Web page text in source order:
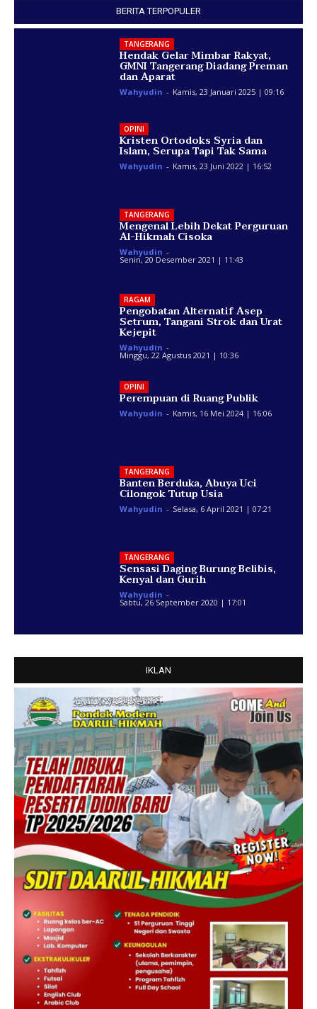
BERITA TERPOPULER
TANGERANG
Hendak Gelar Mimbar Rakyat,
GMNI Tangerang Diadang Preman
dan Aparat
Wahyudin - Kamis, 23 Januari 2025 | 09:16
OPINI
Kristen Ortodoks Syria dan
Islam, Serupa Tapi Tak Sama
Wahyudin - Kamis, 23 Juni 2022 | 16:52
TANGERANG
Mengenal Lebih Dekat Perguruan
Al-Hikmah Cisoka
Wahyudin -
Senin, 20 Desember 2021 | 11:43
RAGAM
Pengobatan Alternatif Asep
Setrum, Tangani Strok dan Urat
Kejepit
Wahyudin -
Minggu, 22 Agustus 2021 | 10:36
OPINI
Perempuan di Ruang Publik
Wahyudin - Kamis, 16 Mei 2024 | 16:06
TANGERANG
Banten Berduka, Abuya Uci
Cilongok Tutup Usia
Wahyudin - Selasa, 6 April 2021 | 07:21
TANGERANG
Sensasi Daging Burung Belibis,
Kenyal dan Gurih
Wahyudin -
Sabtu, 26 September 2020 | 17:01
IKLAN